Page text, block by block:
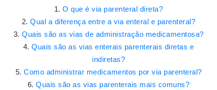
O que é via parenteral direta?
Qual a diferença entre a via enteral e parenteral?
Quais são as vias de administração medicamentosa?
Quais são as vias enterais parenterais diretas e
indiretas?
Como administrar medicamentos por via parenteral?
Quais são as vias parenterais mais comuns?